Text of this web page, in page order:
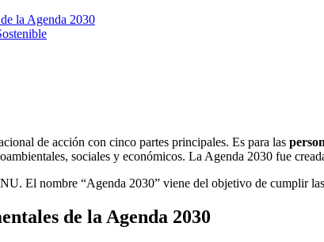
la Agenda 2030
de acción con cinco partes principales. Es para las
sociales y económicos. La Agenda 2030 fue
El nombre “Agenda 2030” viene del objetivo de cumplir
de la Agenda 2030